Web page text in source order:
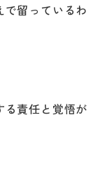
留っているわ
る責任と覚悟が